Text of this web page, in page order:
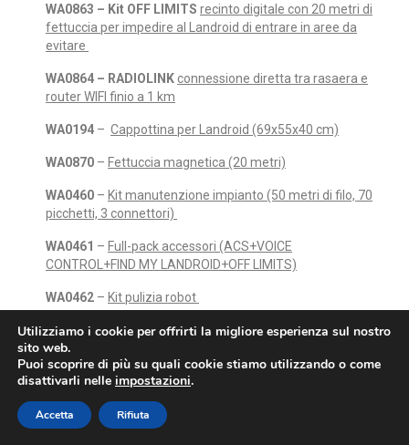
WA0863 – Kit OFF LIMITS recinto digitale con 20 metri di
fettuccia per impedire al Landroid di entrare in aree da
evitare
WA0864 – RADIOLINK connessione diretta tra rasaera e
router WIFI finio a 1 km
WA0194 – Cappottina per Landroid (69x55x40 cm)
WA0870 – Fettuccia magnetica (20 metri)
WA0460 – Kit manutenzione impianto (50 metri di filo, 70
picchetti, 3 connettori)
WA0461 – Full-pack accessori (ACS+VOICE
CONTROL+FIND MY LANDROID+OFF LIMITS)
WA0462 – Kit pulizia robot
500BR153–Base di ricarica secondaria
Utilizziamo i cookie per offrirti la migliore esperienza sul nostro
sito web.
Puoi scoprire di più su quali cookie stiamo utilizzando o come
disattivarli nelle impostazioni.
Accetta Rifiuta